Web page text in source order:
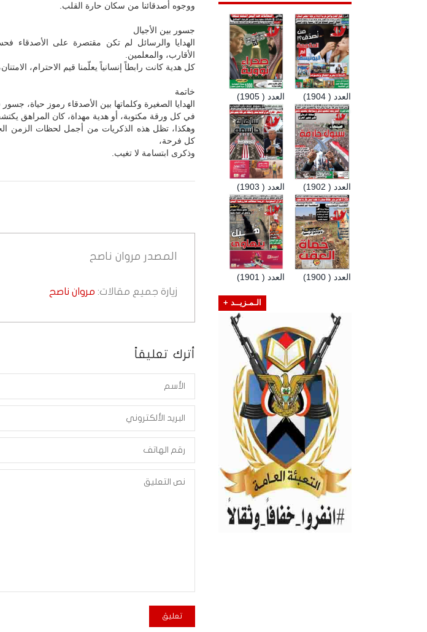
ووجوه أصدقائنا من سكان حارة القلب.
جسور بين الأجيال
الهدايا والرسائل لم تكن مقتصرة على الأصدقاء
الأقارب، والمعلمين.
كل هدية كانت رابطاً إنسانياً يعلّمنا قيم الاحترام،
خاتمة
الهدايا الصغيرة وكلماتها بين الأصدقاء رموز حياة،
في كل ورقة مكتوبة، أو هدية مهداة، كان المراهق
وهكذا، تظل هذه الذكريات من أجمل لحظات الزمن
كل فرحة،
وذكرى ابتسامة لا تغيب.
المصدر مروان ناصح
زيارة جميع مقالات: مروان ناصح
أترك تعليقاً
العدد ( 1905) العدد ( 1904)
العدد ( 1903) العدد ( 1902)
العدد ( 1901) العدد ( 1900)
الـمـزيــد +